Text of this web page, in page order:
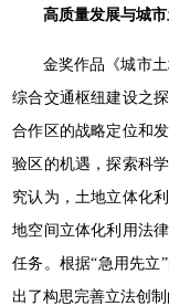
高质量发展与城
金奖作品《城市
综合交通枢纽建设之
合作区的战略定位和
验区的机遇，探索科
究认为，土地立体化
地空间立体化利用法
任务。根据“急用先立
出了构思完善立法创制